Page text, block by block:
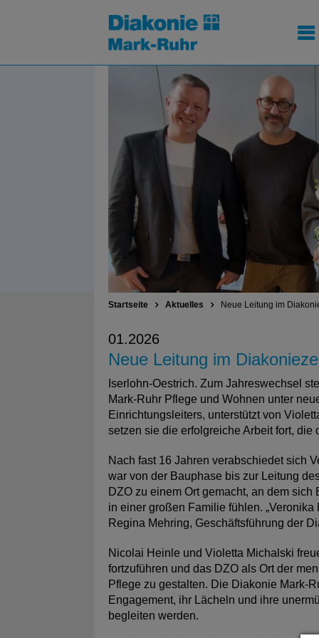
Startseite Aktuelles Neue Leitung im
01.2026
Neue Leitung im
Iserlohn-Oestrich. Zum Jahreswechsel
Mark-Ruhr Pflege und Wohnen unter
Einrichtungsleiters, unterstützt von
setzen sie die erfolgreiche Arbeit fort,
Nach fast 16 Jahren verabschiedet sich
war von der Bauphase bis zur Leitung
DZO zu einem Ort gemacht, an dem
in einer großen Familie fühlen.
Regina Mehring, Geschäftsführung der
Nicolai Heinle und Violetta Michalski
fortzuführen und das DZO als Ort der
Pflege zu gestalten. Die Diakonie Mark-
Engagement, ihr Lächeln und ihre
begleiten werden.